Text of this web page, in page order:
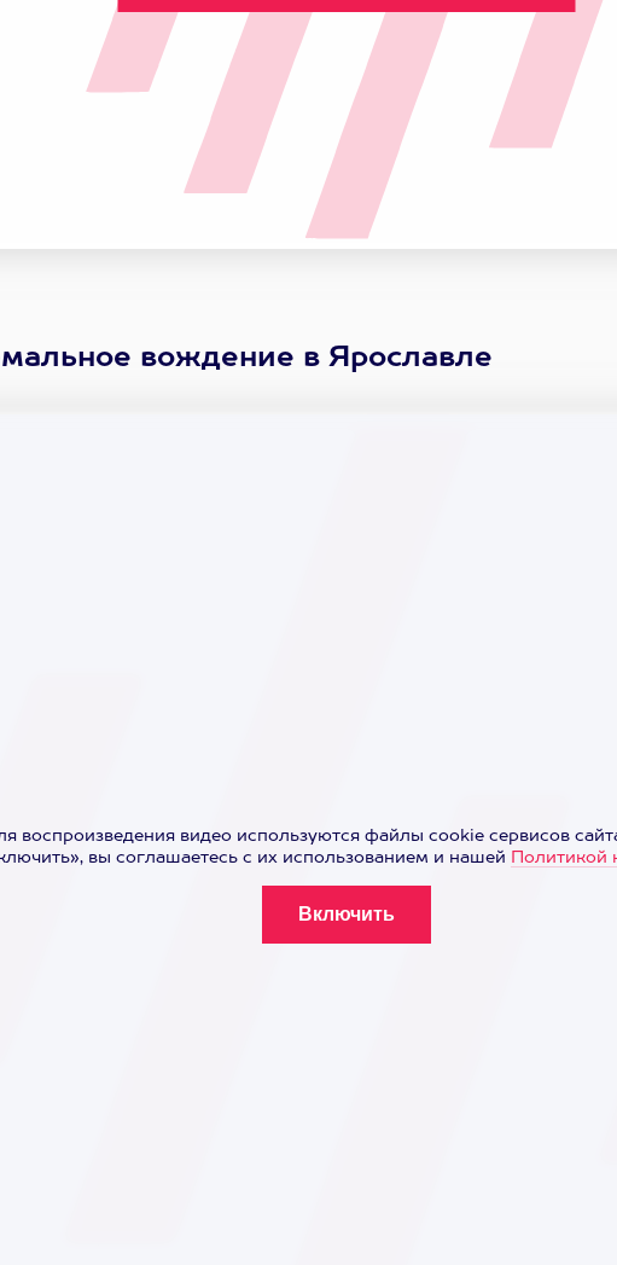
вождение в Ярославле
воспроизведения видео используются файлы cookie сервисов
вы соглашаетесь с их использованием и нашей Политикой